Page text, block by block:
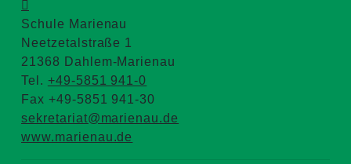
Schule Marienau
Neetzetalstraße 1
21368 Dahlem-Marienau
Tel. +49-5851 941-0
Fax +49-5851 941-30
sekretariat@marienau.de
www.marienau.de